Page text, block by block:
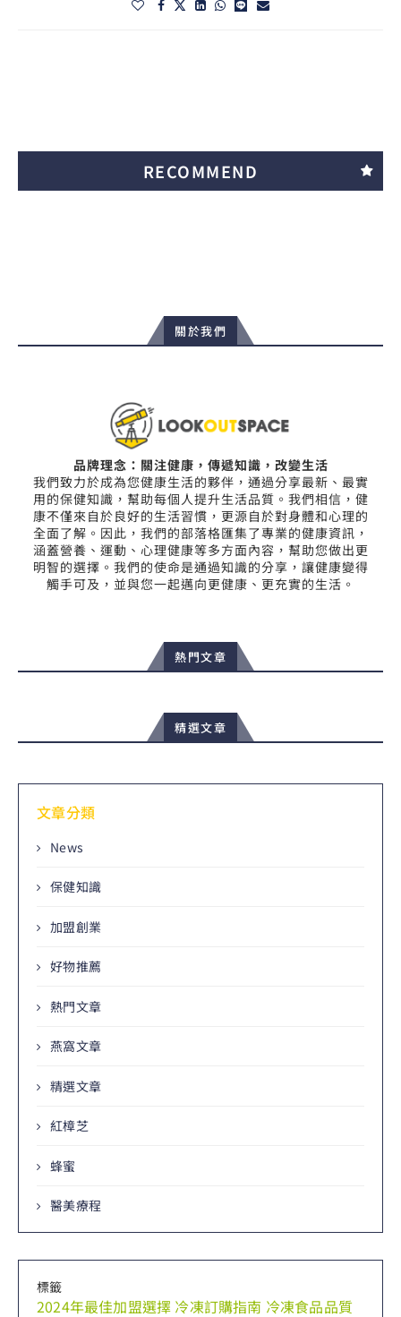
RECOMMEND
關於我們
品牌理念：關注健康，傳遞知識，改變生活
我們致力於成為您健康生活的夥伴，通過分享最新、最實
用的保健知識，幫助每個人提升生活品質。我們相信，健
康不僅來自於良好的生活習慣，更源自於對身體和心理的
全面了解。因此，我們的部落格匯集了專業的健康資訊，
涵蓋營養、運動、心理健康等多方面內容，幫助您做出更
明智的選擇。我們的使命是通過知識的分享，讓健康變得
觸手可及，並與您一起邁向更健康、更充實的生活。
熱門文章
精選文章
文章分類
News
保健知識
加盟創業
好物推薦
熱門文章
燕窩文章
精選文章
紅樟芝
蜂蜜
醫美療程
標籤
2024年最佳加盟選擇 冷凍訂購指南 冷凍食品品質